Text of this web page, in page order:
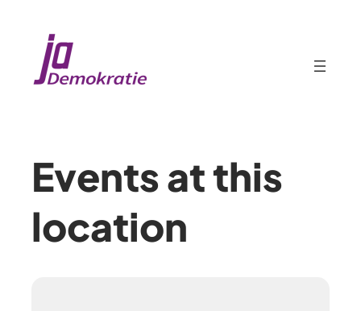
Events at this
location